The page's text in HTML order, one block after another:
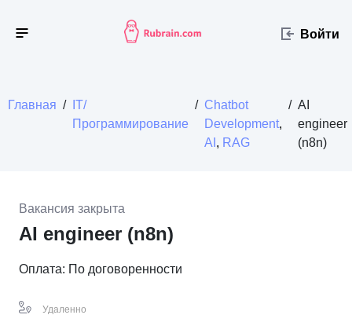
Войти
Главная /
IT/
Программирование
/ Chatbot
Development,
AI , RAG
/ AI
engineer
(n8n)
AI engineer (n8n)
Вакансия закрыта
Оплата: По договоренности
Удаленно